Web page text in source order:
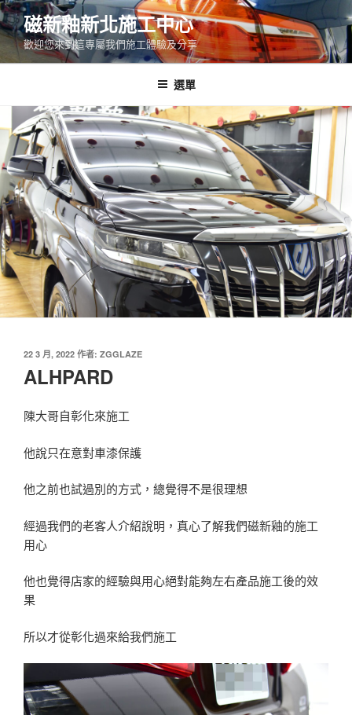
跳
至
主
要
磁新釉新北施工中心
歡迎您來到這專屬我們施工體驗及分享
選單
發
佈
於
22 3 月, 2022 作者: ZGGLAZE
ALHPARD
陳大哥自彰化來施工
他說只在意對車漆保護
他之前也試過別的方式，總覺得不是很理想
經過我們的老客人介紹說明，真心了解我們磁新釉的施工
用心
他也覺得店家的經驗與用心絕對能夠左右產品施工後的效
果
所以才從彰化過來給我們施工